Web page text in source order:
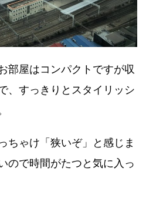
部屋はコンパクトですが収
、すっきりとスタイリッシ
ちゃけ「狭いぞ」と感じま
ので時間がたつと気に入っ